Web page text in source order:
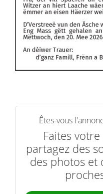
Êtes-vous
Faites
partagez des
des photos et